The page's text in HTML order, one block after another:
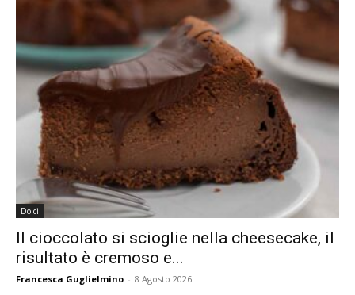
Dolci
Il cioccolato si scioglie nella cheesecake, il
risultato è cremoso e...
Francesca Guglielmino - 8 Agosto 2026